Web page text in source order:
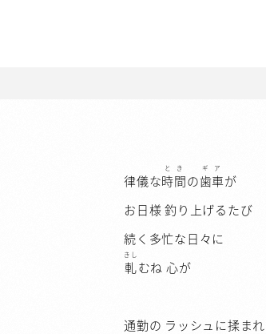
律儀な時間
とき
の歯車
ギア
が
お日様 釣り上げるたび
続く多忙な日々に
軋
きし
むね 心が
通勤の ラッシュに揉まれ